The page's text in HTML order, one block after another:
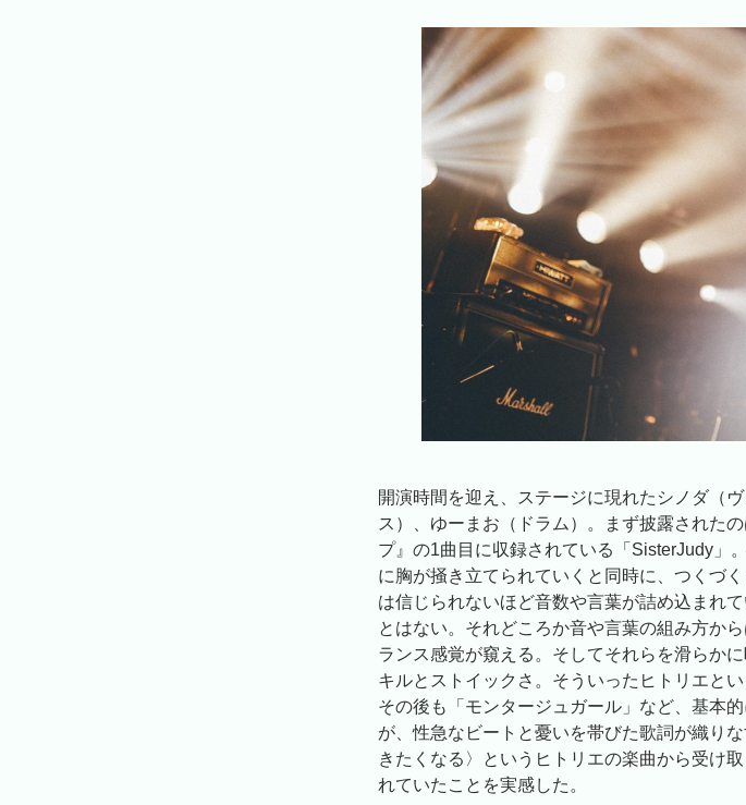
開演時間を迎え、ステージに現れたシノダ（
ス）、ゆーまお（ドラム）。まず披露された
プ』の1曲目に収録されている「SisterJudy」
に胸が掻き立てられていくと同時に、つくづ
は信じられないほど音数や言葉が詰め込まれ
とはない。それどころか音や言葉の組み方か
ランス感覚が窺える。そしてそれらを滑らか
キルとストイックさ。そういったヒトリエと
その後も「モンタージュガール」など、基本
が、性急なビートと憂いを帯びた歌詞が織り
きたくなる〉というヒトリエの楽曲から受け
れていたことを実感した。